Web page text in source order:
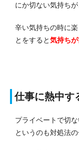
にか切ない気持ち
辛い気持ちの時に
とをすると気持ち
仕事に熱中す
プライベートで切
というのも対処法の